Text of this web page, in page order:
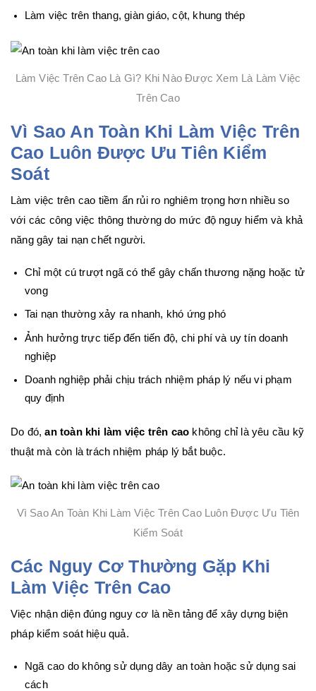
Làm việc trên thang, giàn giáo, cột, khung thép
Làm Việc Trên Cao Là Gì? Khi Nào Được Xem Là Làm Việc
Trên Cao
Vì Sao An Toàn Khi Làm Việc Trên
Cao Luôn Được Ưu Tiên Kiểm
Soát
Làm việc trên cao tiềm ẩn rủi ro nghiêm trọng hơn nhiều so
với các công việc thông thường do mức độ nguy hiểm và khả
năng gây tai nạn chết người.
Chỉ một cú trượt ngã có thể gây chấn thương nặng hoặc tử
vong
Tai nạn thường xảy ra nhanh, khó ứng phó
Ảnh hưởng trực tiếp đến tiến độ, chi phí và uy tín doanh
nghiệp
Doanh nghiệp phải chịu trách nhiệm pháp lý nếu vi phạm
quy định
Do đó,an toàn khi làm việc trên cao không chỉ là yêu cầu kỹ
thuật mà còn là trách nhiệm pháp lý bắt buộc.
Vì Sao An Toàn Khi Làm Việc Trên Cao Luôn Được Ưu Tiên
Kiểm Soát
Các Nguy Cơ Thường Gặp Khi
Làm Việc Trên Cao
Việc nhận diện đúng nguy cơ là nền tảng để xây dựng biện
pháp kiểm soát hiệu quả.
Ngã cao do không sử dụng dây an toàn hoặc sử dụng sai
cách